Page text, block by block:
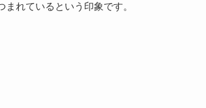
れているという印象です。